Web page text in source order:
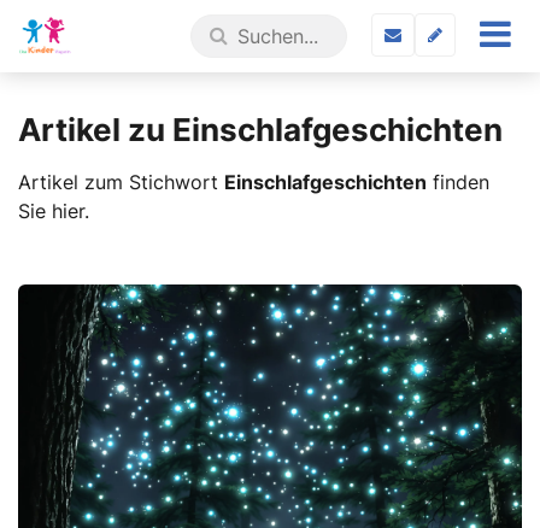
Artikel zu Einschlafgeschichten
Artikel zum Stichwort Einschlafgeschichten finden
Sie hier.